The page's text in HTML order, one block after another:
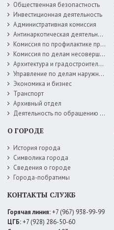
Общественная безопастность
Инвестиционная деятельность
Административная комиссия
Антинаркотическая деятельность
Комиссия по профилактике правонарушений
Комиссия по делам несовершеннолетних
Архитектура и градостроительство
Управление по делам наружной рекламы
Экономика и бизнес
Транспорт
Архивный отдел
Деятельность по обращению с животными без владельцев
О ГОРОДЕ
История города
Символика города
Сведения о городе
Города-побратимы
КОНТАКТЫ СЛУЖБ
Горячая линия:+7 (967) 938-99-99
ЦГБ:+7 (928) 286-50-60